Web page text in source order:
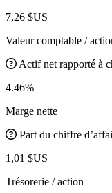
7,26 $US
Valeur comptable /
Actif net rapporté à
4.46%
Marge nette
Part du chiffre
1,01 $US
Trésorerie / action